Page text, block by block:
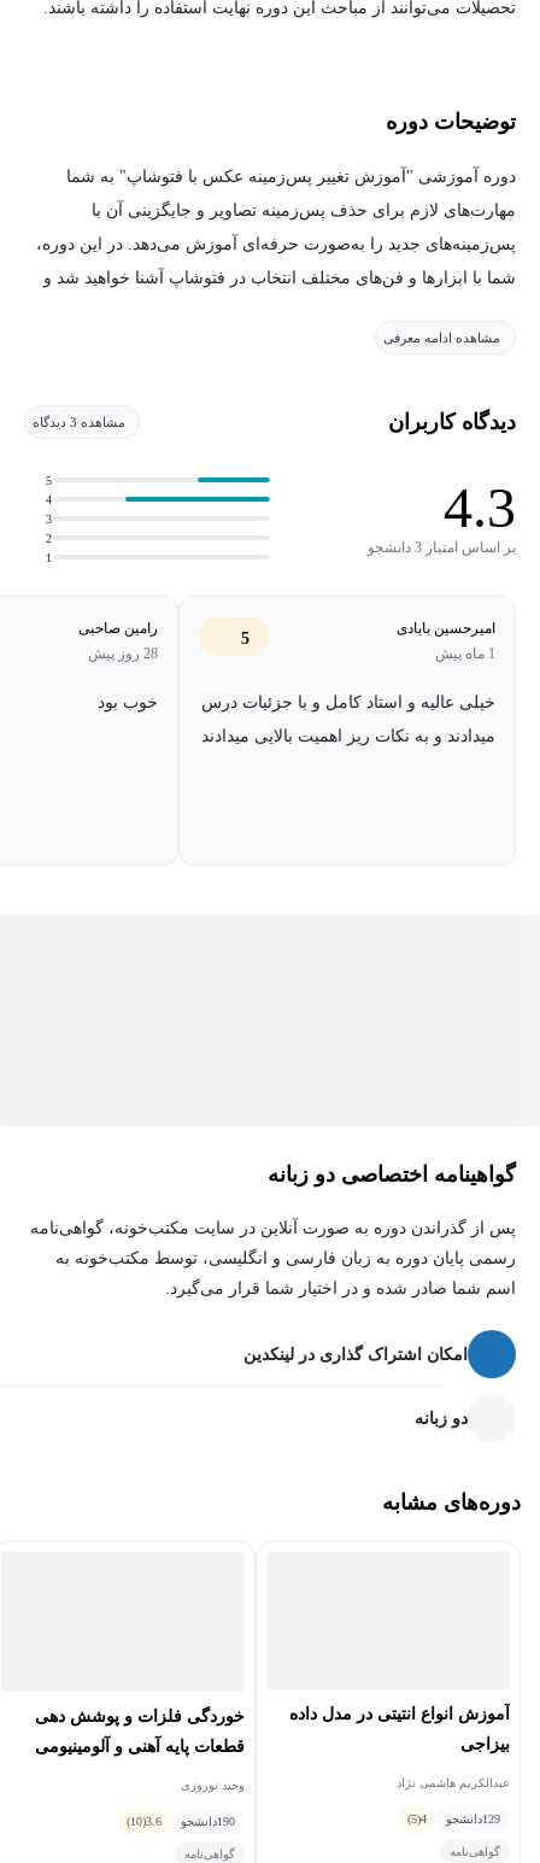
تحصیلات می‌توانند از مباحث این دوره نهایت استفاده را داشته باشند.
توضیحات دوره
دوره آموزشی "آموزش تغییر پس‌زمینه عکس با فتوشاپ" به شما
مهارت‌های لازم برای حذف پس‌زمینه تصاویر و جایگزینی آن با
پس‌زمینه‌های جدید را به‌صورت حرفه‌ای آموزش می‌دهد. در این دوره،
شما با ابزارها و فن‌های مختلف انتخاب در فتوشاپ آشنا خواهید شد و
از پس‌زمینه ایجاد کنید.
علاوه بر این، روش‌های مختلف ترکیب تصاویر و تنظیم نور و رنگ برای
ایجاد یکپارچگی بین سوژه و پس‌زمینه جدید را خواهید آموخت. این دوره
برای علاقه‌مندان به عکاسی، طراحی گرافیک و هر کسی که می‌خواهد
تصاویر جذاب و خلاقانه‌ای ایجاد کند، مناسب است.
این سفر آموزشی، شما با اصول و تکنیک‌های حذف پس‌زمینه سوژه
فتوشاپ، پس‌زمینه‌های ناخواسته را به دقت حذف کنید. در ادامه،
مولفه‌های کلیدی در انتخاب پس‌زمینه مناسب برای تصاویر مختلف مورد
خلاقانه مانند دانه‌های برف و اعمال افکت‌های طبیعی به آن‌ها، می‌توانید
تصاویر فصلی و جذاب خلق کنید. در نهایت، با بهره‌گیری از فیلتر
قدرتمند Camera Raw، به اصلاح نهایی رنگ و نور خواهید پرداخت و
لمس نهایی را بر روی شاهکار خود اعمال خواهید کرد. این دوره با ارائه
تمرین‌های عملی و مثال‌های کاربردی، شما را به یک متخصص در زمینه
تغییر پس‌زمینه عکس با فتوشاپ تبدیل خواهد کرد.
مشاهده ادامه معرفی
دیدگاه کاربران مشاهده 3 دیدگاه
4.3
بر اساس امتیاز 3 دانشجو
1
2
3
4
5
امیرحسین بابادی
1 ماه پیش
5
خیلی عالیه و استاد کامل و با جزئیات درس
میدادند و به نکات ریز اهمیت بالایی میدادند
رامین صاحبی
28 روز پیش
خوب بود
گواهینامه اختصاصی دو زبانه
پس از گذراندن دوره به صورت آنلاین در سایت مکتب‌خونه، گواهی‌نامه
رسمی پایان دوره به زبان فارسی و انگلیسی، توسط مکتب‌خونه به
اسم شما صادر شده و در اختیار شما قرار می‌گیرد.
امکان اشتراک گذاری در لینکدین
دو زبانه
دوره‌های مشابه
آموزش انواع انتیتی در مدل داده
بیزاجی
عبدالکریم هاشمی نژاد
129دانشجو 4
(5)
گواهی‌نامه
خوردگی فلزات و پوشش دهی
قطعات پایه آهنی و آلومینیومی
وحید نوروزی
190دانشجو 3.6
(10)
گواهی‌نامه